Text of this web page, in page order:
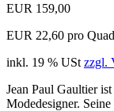
EUR 159,00
EUR 22,60 pro
inkl. 19 % USt zzgl.
Jean Paul Gaultier
Modedesigner.